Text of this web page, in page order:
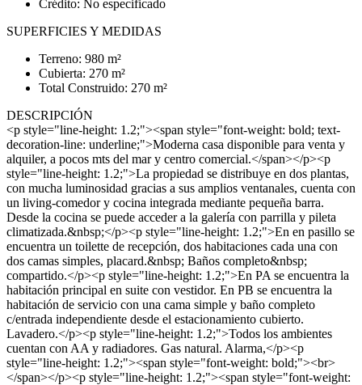
Crédito: No especificado
SUPERFICIES Y MEDIDAS
Terreno: 980 m²
Cubierta: 270 m²
Total Construido: 270 m²
DESCRIPCIÓN
<p style="line-height: 1.2;"><span style="font-weight: bold; text-
decoration-line: underline;">Moderna casa disponible para venta y
alquiler, a pocos mts del mar y centro comercial.</span></p><p
style="line-height: 1.2;">La propiedad se distribuye en dos plantas,
con mucha luminosidad gracias a sus amplios ventanales, cuenta con
un living-comedor y cocina integrada mediante pequeña barra.
Desde la cocina se puede acceder a la galería con parrilla y pileta
climatizada.&nbsp;</p><p style="line-height: 1.2;">En en pasillo se
encuentra un toilette de recepción, dos habitaciones cada una con
dos camas simples, placard.&nbsp; Baños completo&nbsp;
compartido.</p><p style="line-height: 1.2;">En PA se encuentra la
habitación principal en suite con vestidor. En PB se encuentra la
habitación de servicio con una cama simple y baño completo
c/entrada independiente desde el estacionamiento cubierto.
Lavadero.</p><p style="line-height: 1.2;">Todos los ambientes
cuentan con AA y radiadores. Gas natural. Alarma,</p><p
style="line-height: 1.2;"><span style="font-weight: bold;"><br>
</span></p><p style="line-height: 1.2;"><span style="font-weight: